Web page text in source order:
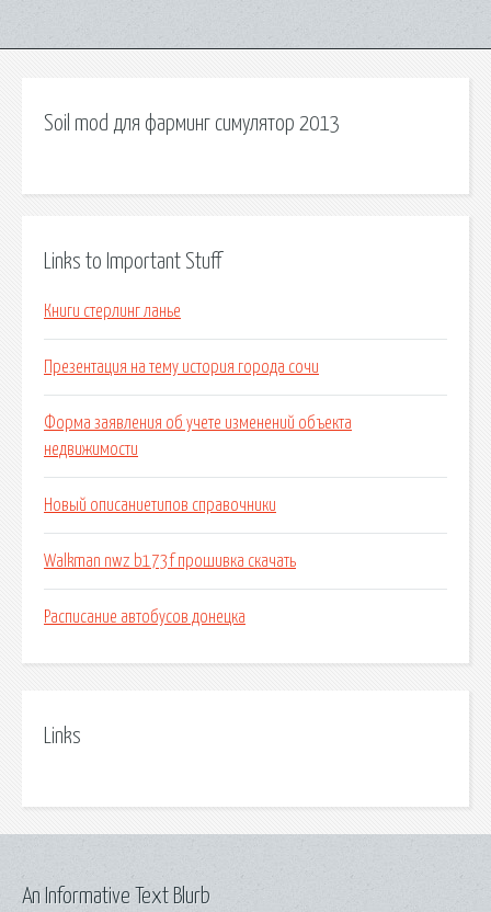
Soil mod для фарминг симулятор 2013
Links to Important Stuff
Книги стерлинг ланье
Презентация на тему история города сочи
Форма заявления об учете изменений объекта
недвижимости
Новый описаниетипов справочники
Walkman nwz b173f прошивка скачать
Расписание автобусов донецка
Links
An Informative Text Blurb